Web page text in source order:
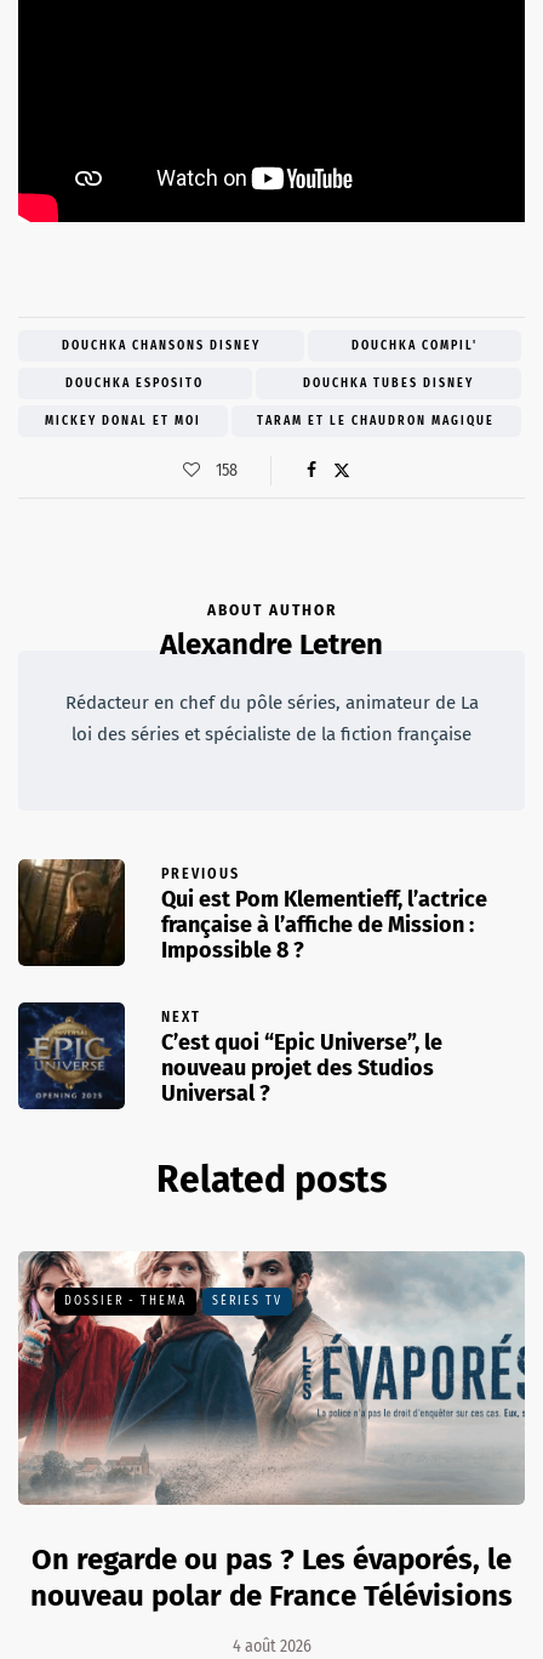
DOUCHKA CHANSONS DISNEY DOUCHKA COMPIL'
DOUCHKA ESPOSITO DOUCHKA TUBES DISNEY
MICKEY DONAL ET MOI TARAM ET LE CHAUDRON MAGIQUE
158
ABOUT AUTHOR
Alexandre Letren
Rédacteur en chef du pôle séries, animateur de La
loi des séries et spécialiste de la fiction française
PREVIOUS
Qui est Pom Klementieff, l’actrice
française à l’affiche de Mission :
Impossible 8 ?
NEXT
C’est quoi “Epic Universe”, le
nouveau projet des Studios
Universal ?
Related posts
DOSSIER - THEMA SÉRIES TV
On regarde ou pas ? Les évaporés, le
nouveau polar de France Télévisions
4 août 2026